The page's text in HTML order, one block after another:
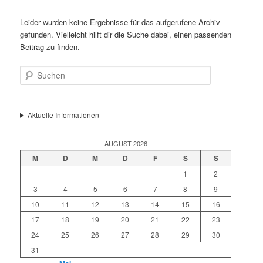
Leider wurden keine Ergebnisse für das aufgerufene Archiv
gefunden. Vielleicht hilft dir die Suche dabei, einen passenden
Beitrag zu finden.
Suchen
Aktuelle Informationen
AUGUST 2026
M D M D F S S
1
2
3
4 5 6 7 8
9
10
11 12 13 14 15
16
17
18 19 20 21 22
23
24
25 26 27 28 29
30
31